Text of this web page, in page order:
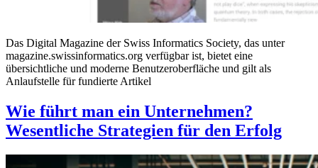
Das Digital Magazine der Swiss Informatics Society, das unter
magazine.swissinformatics.org verfügbar ist, bietet eine
übersichtliche und moderne Benutzeroberfläche und gilt als
Anlaufstelle für fundierte Artikel
Wie führt man ein Unternehmen?
Wesentliche Strategien für den Erfolg